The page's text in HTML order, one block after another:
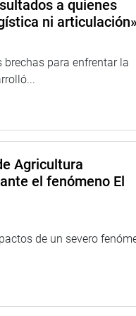
a quienes
ni articulación»
para enfrentar la
Agricultura
el fenómeno El
de un severo